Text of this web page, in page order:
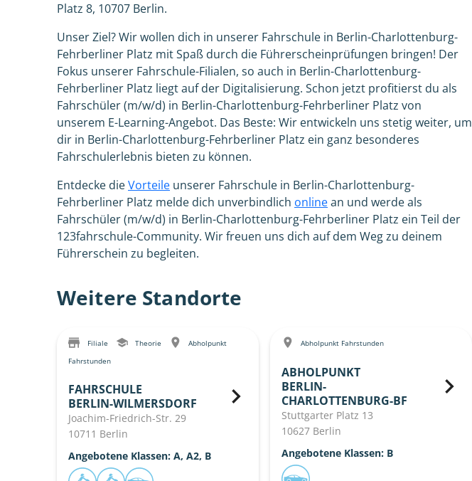
Platz 8, 10707 Berlin.
Unser Ziel? Wir wollen dich in unserer Fahrschule in Berlin-Charlottenburg-
Fehrberliner Platz mit Spaß durch die Führerscheinprüfungen bringen! Der
Fokus unserer Fahrschule-Filialen, so auch in Berlin-Charlottenburg-
Fehrberliner Platz liegt auf der Digitalisierung. Schon jetzt profitierst du als
Fahrschüler (m/w/d) in Berlin-Charlottenburg-Fehrberliner Platz von
unserem E-Learning-Angebot. Das Beste: Wir entwickeln uns stetig weiter, um
dir in Berlin-Charlottenburg-Fehrberliner Platz ein ganz besonderes
Fahrschulerlebnis bieten zu können.
Entdecke dieVorteile unserer Fahrschule in Berlin-Charlottenburg-
Fehrberliner Platz melde dich unverbindlich onlinean und werde als
Fahrschüler (m/w/d) in Berlin-Charlottenburg-Fehrberliner Platz ein Teil der
123fahrschule-Community. Wir freuen uns dich auf dem Weg zu deinem
Führerschein zu begleiten.
Weitere Standorte
Filiale Theorie
Abholpunkt
Fahrstunden
FAHRSCHULE
BERLIN-WILMERSDORF
Joachim-Friedrich-Str. 29
10711 Berlin
Angebotene Klassen: A, A2, B
Abholpunkt Fahrstunden
ABHOLPUNKT
BERLIN-
CHARLOTTENBURG-BF
Stuttgarter Platz 13
10627 Berlin
Angebotene Klassen: B